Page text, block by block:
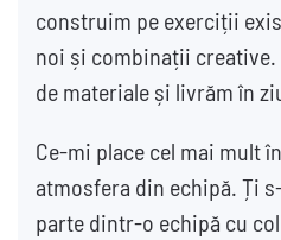
construim pe exerciții
noi și combinații creative.
de materiale și livrăm în
Ce-mi place cel mai mult
atmosfera din echipă. Ți
parte dintr-o echipă cu